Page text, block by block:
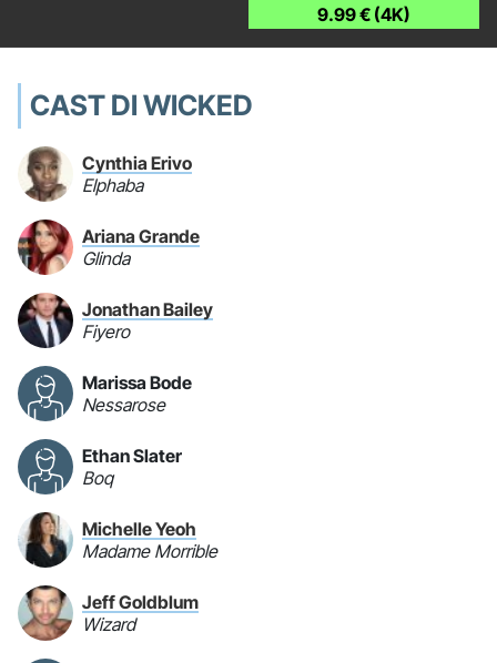
9.99 € (4K)
CAST DI WICKED
Cynthia Erivo
Elphaba
Ariana Grande
Glinda
Jonathan Bailey
Fiyero
Marissa Bode
Nessarose
Ethan Slater
Boq
Michelle Yeoh
Madame Morrible
Jeff Goldblum
Wizard